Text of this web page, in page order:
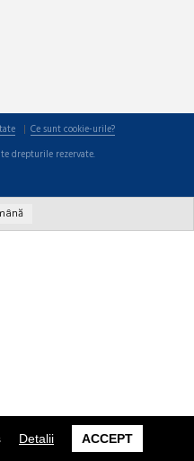
Detalii ACCEPT
Ce sunt cookie-urile?
drepturile rezervate.